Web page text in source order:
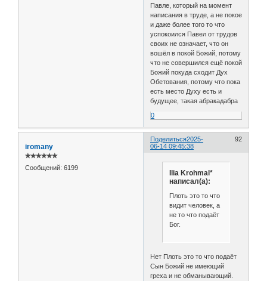
Павле, который на момент
написания в труде, а не покое
и даже более того то что
успокоился Павел от трудов
своих не означает, что он
вошёл в покой Божий, потому
что не совершился ещё покой
Божий покуда сходит Дух
Обетования, потому что пока
есть место Духу есть и
будущее, такая абракадабра
0
Поделиться 92
2025-
06-14 09:45:38
iromany
✯✯✯✯✯✯
Сообщений: 6199
Ilia Krohmal*
написал(а):
Плоть это то что
видит человек, а
не то что подаёт
Бог.
Нет Плоть это то что подаёт
Сын Божий не имеющий
греха и не обманывающий.